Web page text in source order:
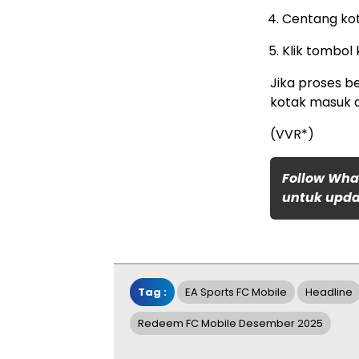
Centang
Klik tombol
Jika proses
kotak masuk
(VVR*)
Follow
untuk
Tag : EA Sports FC Mobile Headline
Redeem FC Mobile Desember 2025